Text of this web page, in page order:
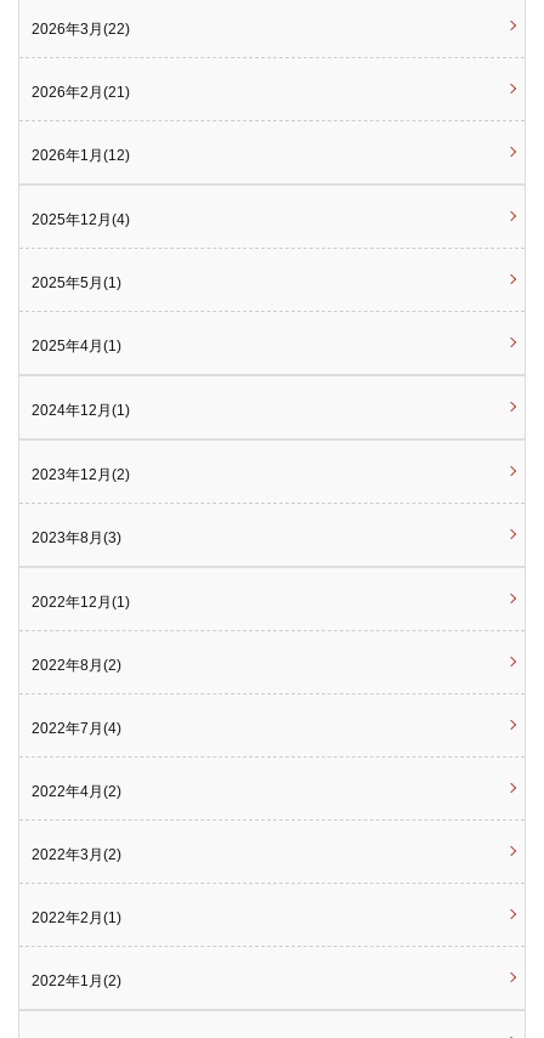
2026年3月(22)
2026年2月(21)
2026年1月(12)
2025年12月(4)
2025年5月(1)
2025年4月(1)
2024年12月(1)
2023年12月(2)
2023年8月(3)
2022年12月(1)
2022年8月(2)
2022年7月(4)
2022年4月(2)
2022年3月(2)
2022年2月(1)
2022年1月(2)